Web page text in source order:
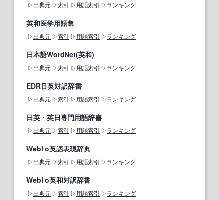
出典元 索引 用語索引 ランキング
英和医学用語集
出典元 索引 用語索引 ランキング
日本語WordNet(英和)
出典元 索引 用語索引 ランキング
EDR日英対訳辞書
出典元 索引 用語索引 ランキング
日英・英日専門用語辞書
出典元 索引 用語索引 ランキング
Weblio英語表現辞典
出典元 索引 用語索引 ランキング
Weblio英和対訳辞書
出典元 索引 用語索引 ランキング